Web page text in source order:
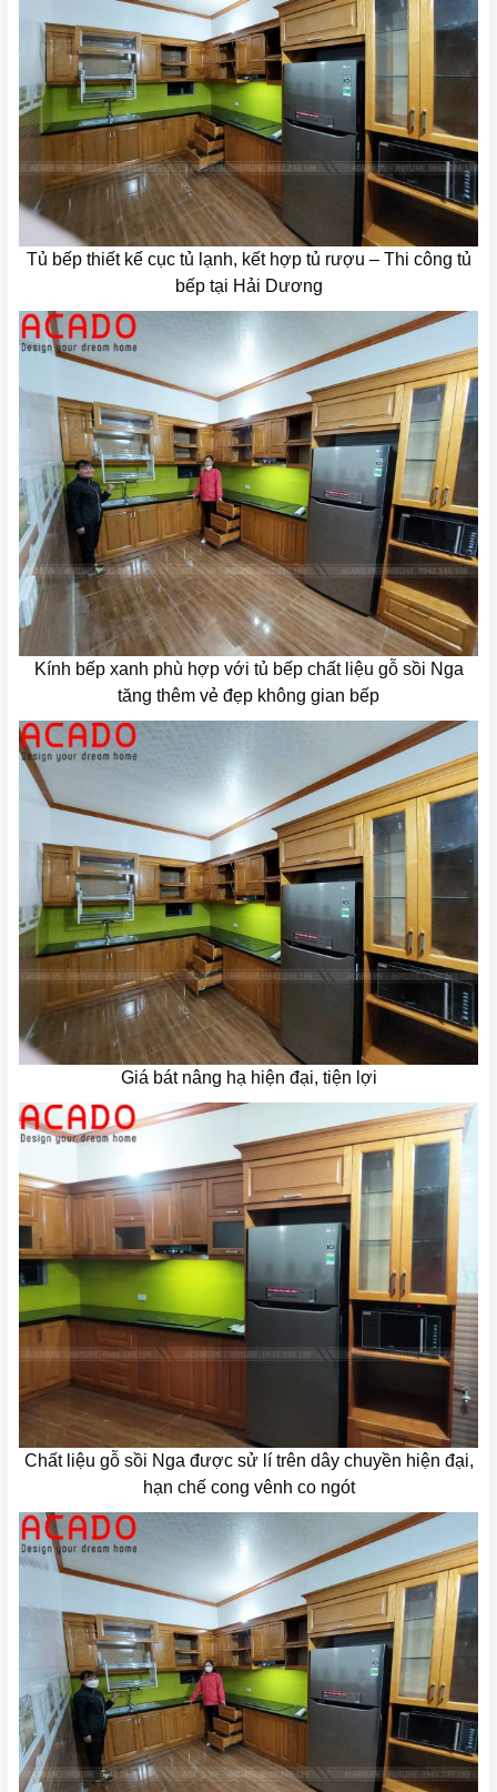
Tủ bếp thiết kế cục tủ lạnh, kết hợp tủ rượu – Thi công tủ
bếp tại Hải Dương
Kính bếp xanh phù hợp với tủ bếp chất liệu gỗ sồi Nga
tăng thêm vẻ đẹp không gian bếp
Giá bát nâng hạ hiện đại, tiện lợi
Chất liệu gỗ sồi Nga được sử lí trên dây chuyền hiện đại,
hạn chế cong vênh co ngót